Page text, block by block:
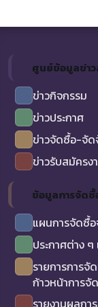
ศูนย์ข้อมูลข่าว
ข่าวกิจกรรม
ข่าวประกาศ
ข่าวจัดซื้อ-จัด
ข่าวรับสมัครง
ข้อมูลการจัดซื้
แผนการจัดซื้
ประกาศต่าง
รายการการจั
ก้าวหน้าการ
รายงานผลกา